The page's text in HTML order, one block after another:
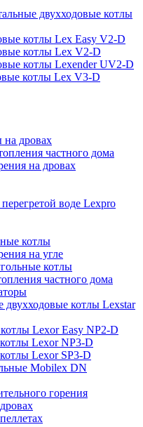
двухходовые котлы
котлы Lex Easy V2-D
котлы Lex V2-D
котлы Lexender UV2-D
котлы Lex V3-D
на дровах
частного дома
на дровах
воде Lexpro
котлы
на угле
котлы
частного дома
двухходовые котлы Lexstar
Lexor Easy NP2-D
Lexor NP3-D
Lexor SP3-D
Mobilex DN
горения